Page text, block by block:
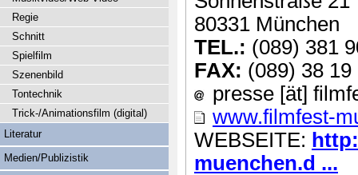
80331 München
TEL.: (089) 381
FAX: (089) 38 19
presse [ät]
www.filmfest-
WEBSEITE:
muenchen.d ...
Regie
Schnitt
Spielfilm
Szenenbild
Tontechnik
Trick-/Animationsfilm (digital)
Literatur
Medien/Publizistik